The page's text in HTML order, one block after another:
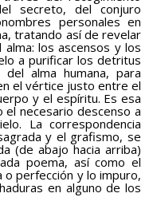
secreto, del conjuro
personales en
tratando así de revelar
los ascensos y los
a purificar los detritus
alma humana, para
el vértice justo entre el
y el espíritu. Es esa
necesario descenso a
La correspondencia
y el grafismo, se
(de abajo hacia arriba)
poema, así como el
perfección y lo impuro,
en alguno de los